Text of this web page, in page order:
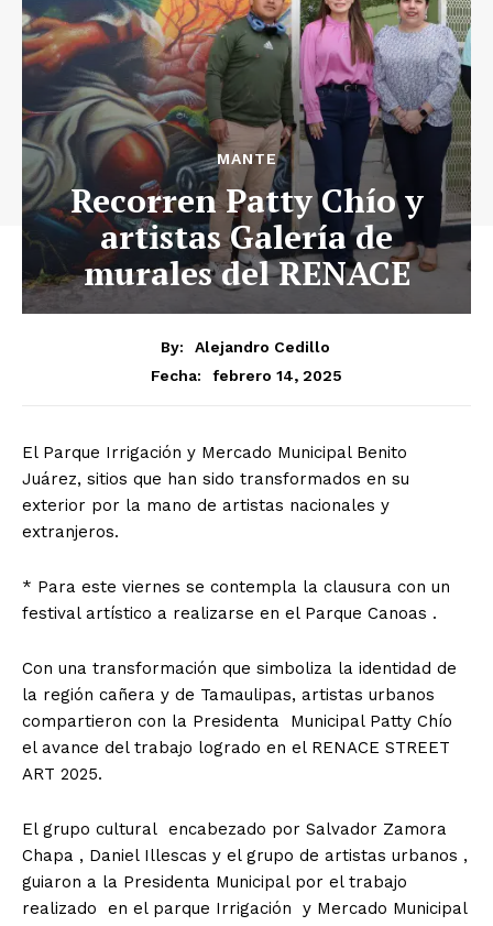
MANTE
Recorren Patty Chío y
artistas Galería de
murales del RENACE
By:
Alejandro Cedillo
Fecha:
febrero 14, 2025
El Parque Irrigación y Mercado Municipal Benito
Juárez, sitios que han sido transformados en su
exterior por la mano de artistas nacionales y
extranjeros.
* Para este viernes se contempla la clausura con un
festival artístico a realizarse en el Parque Canoas .
Con una transformación que simboliza la identidad de
la región cañera y de Tamaulipas, artistas urbanos
compartieron con la Presidenta Municipal Patty Chío
el avance del trabajo logrado en el RENACE STREET
ART 2025.
El grupo cultural encabezado por Salvador Zamora
Chapa , Daniel Illescas y el grupo de artistas urbanos ,
guiaron a la Presidenta Municipal por el trabajo
realizado en el parque Irrigación y Mercado Municipal